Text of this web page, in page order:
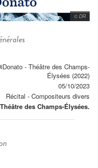
© DR
- Théâtre des Champs-
Élysées (2022)
05/10/2023
Récital - Compositeurs divers
Théâtre des Champs-Élysées.